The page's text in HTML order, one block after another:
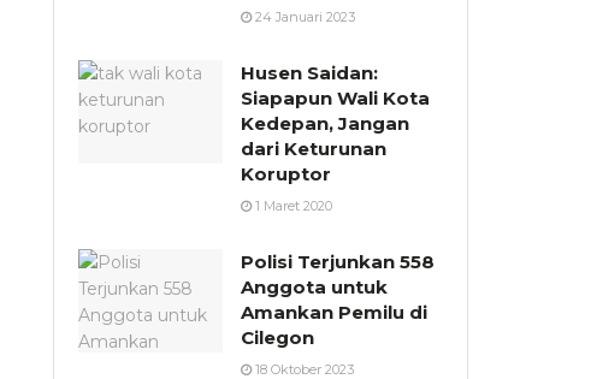
24 Januari 2023
Husen Saidan:
Siapapun Wali Kota
Kedepan, Jangan
dari Keturunan
Koruptor
1 Maret 2020
Polisi Terjunkan 558
Anggota untuk
Amankan Pemilu di
Cilegon
18 Oktober 2023